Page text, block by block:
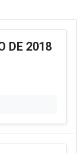
DE 2018